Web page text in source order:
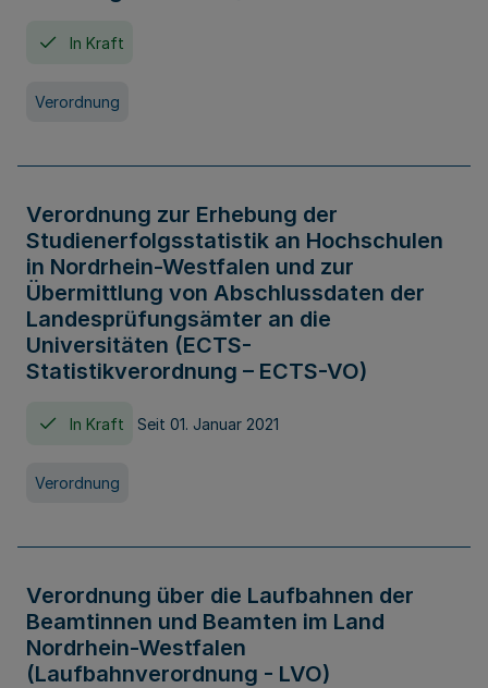
In Kraft
Verordnung
Verordnung zur Erhebung der
Studienerfolgsstatistik an Hochschulen
in Nordrhein-Westfalen und zur
Übermittlung von Abschlussdaten der
Landesprüfungsämter an die
Universitäten (ECTS-
Statistikverordnung – ECTS-VO)
In Kraft Seit 01. Januar 2021
Verordnung
Verordnung über die Laufbahnen der
Beamtinnen und Beamten im Land
Nordrhein-Westfalen
(Laufbahnverordnung - LVO)